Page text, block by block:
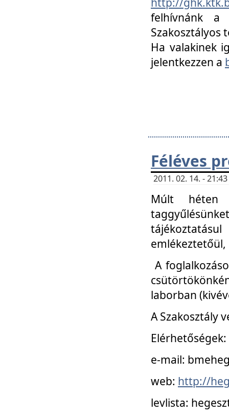
felhívnánk a
Szakosztályos
Ha valakinek
jelentkezzen a
Féléves
2011. 02. 14. -
Múlt héten
emlékeztetőül,
A
laborban
A Szakosztály
Elérhetőségek:
e-mail:
web: http://
levlista: